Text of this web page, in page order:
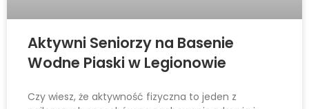
Aktywni Seniorzy na Basenie
Wodne Piaski w Legionowie
Czy wiesz, że aktywność fizyczna to jeden z